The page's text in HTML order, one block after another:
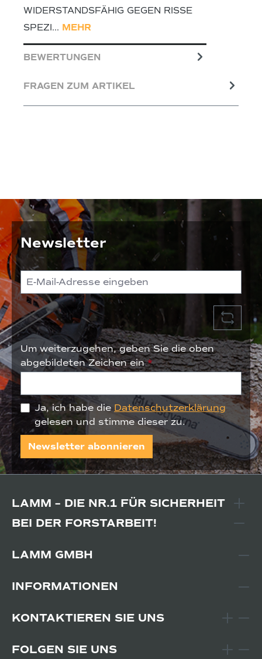
WIDERSTANDSFÄHIG GEGEN RISSE
SPEZI… MEHR
BEWERTUNGEN
FRAGEN ZUM ARTIKEL
Newsletter
Um weiterzugehen, geben Sie die oben
abgebildeten Zeichen ein*
Ja, ich habe die Datenschutzerklärung
gelesen und stimme dieser zu.
Newsletter abonnieren
LAMM – DIE NR.1 FÜR SICHERHEIT
BEI DER FORSTARBEIT!
LAMM GMBH
INFORMATIONEN
KONTAKTIEREN SIE UNS
FOLGEN SIE UNS